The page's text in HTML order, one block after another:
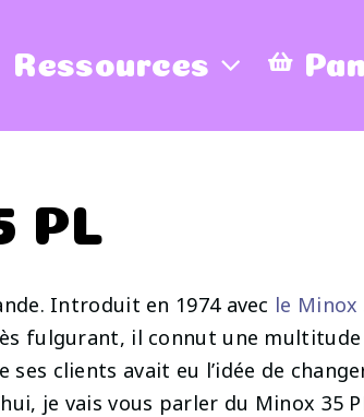
Ressources
PL
Introduit en 1974 avec le Minox
fulgurant, il connut une
clients avait eu l’idée de
je vais vous parler du Minox 35